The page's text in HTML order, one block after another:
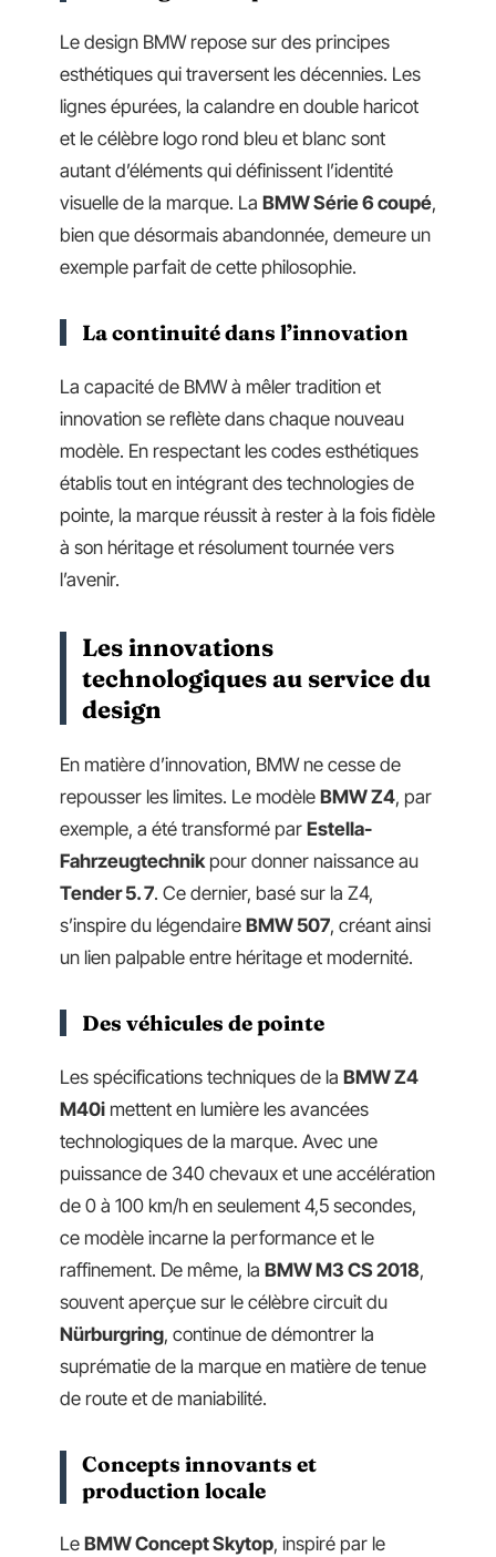
Le design BMW repose sur des principes
esthétiques qui traversent les décennies. Les
lignes épurées, la calandre en double haricot
et le célèbre logo rond bleu et blanc sont
autant d’éléments qui définissent l’identité
visuelle de la marque. La BMW Série 6 coupé,
bien que désormais abandonnée, demeure un
exemple parfait de cette philosophie.
La continuité dans l’innovation
La capacité de BMW à mêler tradition et
innovation se reflète dans chaque nouveau
modèle. En respectant les codes esthétiques
établis tout en intégrant des technologies de
pointe, la marque réussit à rester à la fois fidèle
à son héritage et résolument tournée vers
l’avenir.
Les innovations
technologiques au service du
design
En matière d’innovation, BMW ne cesse de
repousser les limites. Le modèle BMW Z4, par
exemple, a été transformé par Estella-
Fahrzeugtechnikpour donner naissance au
Tender 5. 7. Ce dernier, basé sur la Z4,
s’inspire du légendaire BMW 507, créant ainsi
un lien palpable entre héritage et modernité.
Des véhicules de pointe
Les spécifications techniques de la BMW Z4
M40i mettent en lumière les avancées
technologiques de la marque. Avec une
puissance de 340 chevaux et une accélération
de 0 à 100 km/h en seulement 4,5 secondes,
ce modèle incarne la performance et le
raffinement. De même, la BMW M3 CS 2018,
souvent aperçue sur le célèbre circuit du
Nürburgring, continue de démontrer la
suprématie de la marque en matière de tenue
de route et de maniabilité.
Concepts innovants et
production locale
Le BMW Concept Skytop, inspiré par le